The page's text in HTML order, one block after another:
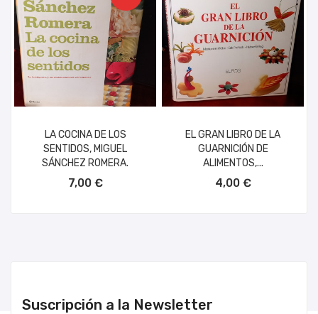
LA COCINA DE LOS
SENTIDOS, MIGUEL
SÁNCHEZ ROMERA.
7,00 €
EL GRAN LIBRO DE LA
GUARNICIÓN DE
ALIMENTOS,...
4,00 €
Suscripción a la Newsletter